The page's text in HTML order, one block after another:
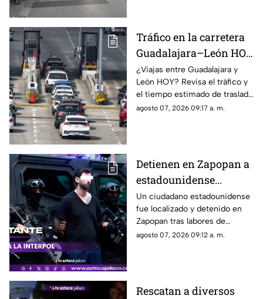
Tráfico en la carretera
Guadalajara–León HOY
Viernes 7 de Agosto
2026: ¿cómo está la
circulación en tiempo
real?
¿Viajas entre Guadalajara y
León HOY? Revisa el tráfico y
el tiempo estimado de traslado
antes de salir para evitar
agosto 07, 2026 09:17 a. m.
Detienen en Zapopan a
estadounidense
buscado por INTERPOL
y autoridades de EU
Un ciudadano estadounidense
fue localizado y detenido en
Zapopan tras labores de
investigación; era buscado por
agosto 07, 2026 09:12 a. m.
Rescatan a diversos